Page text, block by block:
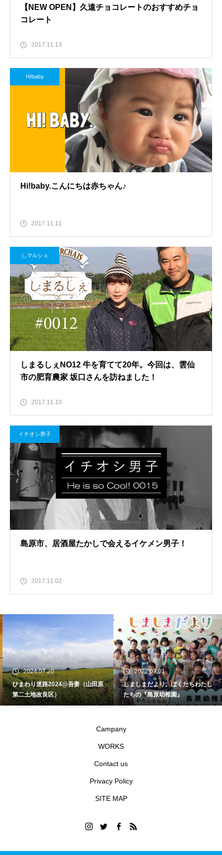
【NEW OPEN】久遠チョコレートのおすすめチョ
コレート
2017.11.13
Hi!baby
Hi!baby.こんにちは赤ちゃん♪
2017.11.11
しマルシェ
しまるしぇNO12 牛を育てて20年。今回は、雲仙
市の肥育農家 坂口さんを訪ねました！
2017.11.10
イチオシ男子
島原市、居酒屋たかしで会えるイケメン男子！
2017.11.02
2024.07.20
ひまわり迷路2024@吾妻（山田原
第二土地改良区）
2022.07.01
しましまだより。ぼくたちわたし
たちの『島原幼稚園』
Campany
WORKS
Contact us
Privacy Policy
SITE MAP